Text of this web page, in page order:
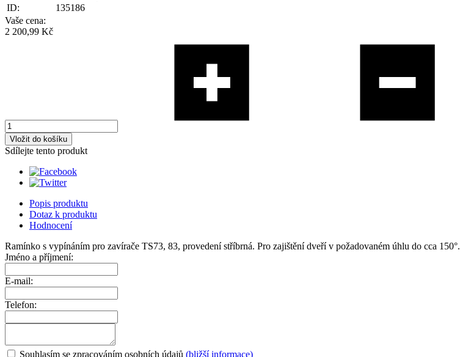
ID:
135186
Vaše cena:
2 200,99 Kč
Vložit do košíku
Sdílejte tento produkt
Popis produktu
Dotaz k produktu
Hodnocení
Ramínko s vypínáním pro zavírače TS73, 83, provedení stříbrná. Pro zajištění dveří v požadovaném úhlu do cca 150°.
Jméno a příjmení:
E-mail:
Telefon:
Souhlasím se zpracováním osobních údajů (bližší informace)